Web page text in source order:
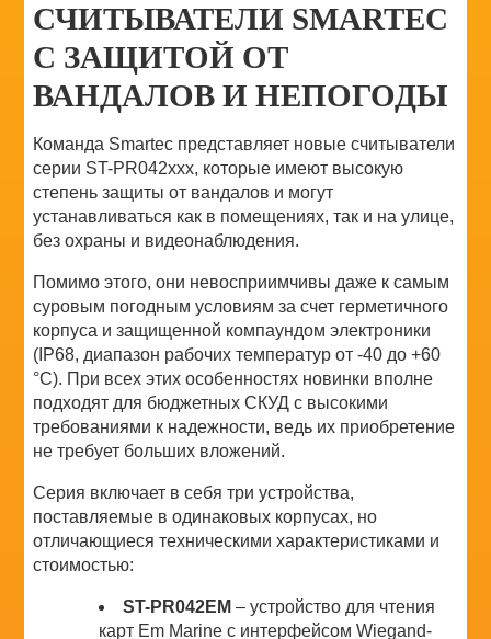
СЧИТЫВАТЕЛИ SMARTEC
С ЗАЩИТОЙ ОТ
ВАНДАЛОВ И НЕПОГОДЫ
Команда Smartec представляет новые считыватели
серии ST-PR042xxx, которые имеют высокую
степень защиты от вандалов и могут
устанавливаться как в помещениях, так и на улице,
без охраны и видеонаблюдения.
Помимо этого, они невосприимчивы даже к самым
суровым погодным условиям за счет герметичного
корпуса и защищенной компаундом электроники
(IP68, диапазон рабочих температур от -40 до +60
°С). При всех этих особенностях новинки вполне
подходят для бюджетных СКУД с высокими
требованиями к надежности, ведь их приобретение
не требует больших вложений.
Серия включает в себя три устройства,
поставляемые в одинаковых корпусах, но
отличающиеся техническими характеристиками и
стоимостью:
ST-PR042EM – устройство для чтения
карт Em Marine с интерфейсом Wiegand-